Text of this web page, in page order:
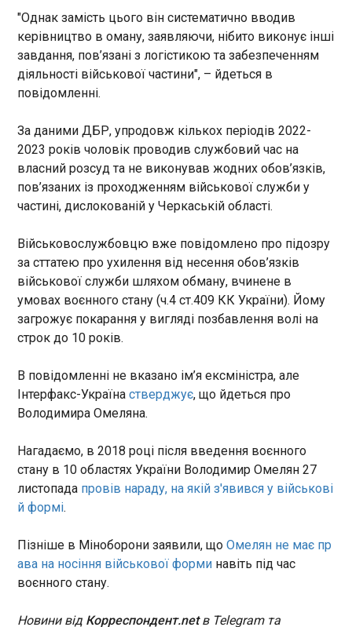
коштуватиме 5000 доларів.
Після цього чоловік
звернувся до
правоохоронців. У грудні
2024 року жінку затримали
час обшуків за місцем її
проживання правоохоронці
вилучили понад 20 000
доларів.
наявними даними, керівництво Реала
усвідомлювало, що для просування в єврокубку
гравцям потрібна додаткова мотивація.
ЧИТАТЬ
відновлення судноплавства в Ормузькій
протоці
14:00:18
Міністр фінансів США Скотт Бессент висловився
щодо ролі Ормузької протоки для Китаю. Про це
він сказав під час свого візиту до Пекіна, цитує
Reuters , пише "Європейська правда". У четвер,
14 травня, Бессент заявив, що відкриття
Ормузької протоки відповідає інтересам Китаю.
ЧИТАТЬ
На Відрадному проспекті демонтували МАФи
з шаурмою, які закривали собою мозаїку 60-х
років
На Відрадному проспекті
демонтували МАФи з
шаурмою, які закривали
«Київдемонтаж». Ідеться про
панно «Народний танок»
1960-х років, яке тепер видно
повністю. Всього на локації
ЧИТАТЬ
Військовий збір йтиме на зарплати ЗСУ: Рада
підтримала законопроєкт
Верховна Рада в четвер, 14 травня, ухвалила за
основу законопроєкт, який передбачає, що
військовий збір йтиме виключно на грошове
сил України. Про це стало відомо з трансляції
"Однак замість цього він систематично вводив
керівництво в оману, заявляючи, нібито виконує інші
завдання, пов’язані з логістикою та забезпеченням
діяльності військової частини", – йдеться в
повідомленні.
За даними ДБР, упродовж кількох періодів 2022-
2023 років чоловік проводив службовий час на
власний розсуд та не виконував жодних обов’язків,
пов’язаних із проходженням військової служби у
частині, дислокованій у Черкаській області.
Військовослужбовцю вже повідомлено про підозру
за сттатею про ухилення від несення обов’язків
військової служби шляхом обману, вчинене в
умовах воєнного стану (ч.4 ст.409 КК України). Йому
загрожує покарання у вигляді позбавлення волі на
строк до 10 років.
В повідомленні не вказано ім’я ексміністра, але
Інтерфакс-Українастверджує, що йдеться про
Володимира Омеляна.
Нагадаємо, в 2018 році після введення воєнного
стану в 10 областях України Володимир Омелян 27
листопада провів нараду, на якій з'явився у військові
й формі.
Пізніше в Міноборони заявили, щоОмелян не має пр
ава на носіння військової форми навіть під час
воєнного стану.
Новини від Корреспондент.netв Telegram та